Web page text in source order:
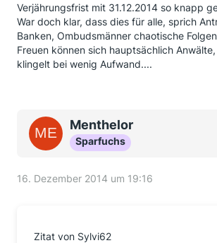
Verjährungsfrist mit 31.12.2014 so knapp
War doch klar, dass dies für alle, sprich
Banken, Ombudsmänner chaotische
Freuen können sich hauptsächlich
klingelt bei wenig Aufwand....
Menthelor
Sparfuchs
16. Dezember 2014 um 19:16
Zitat von Sylvi62